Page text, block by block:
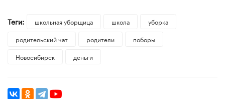
Теги: школьная уборщица школа
уборка
родительский чат
родители
поборы
Новосибирск
деньги